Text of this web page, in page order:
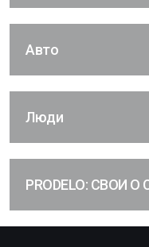
Авто
Люди
PRODELO: СВОИ